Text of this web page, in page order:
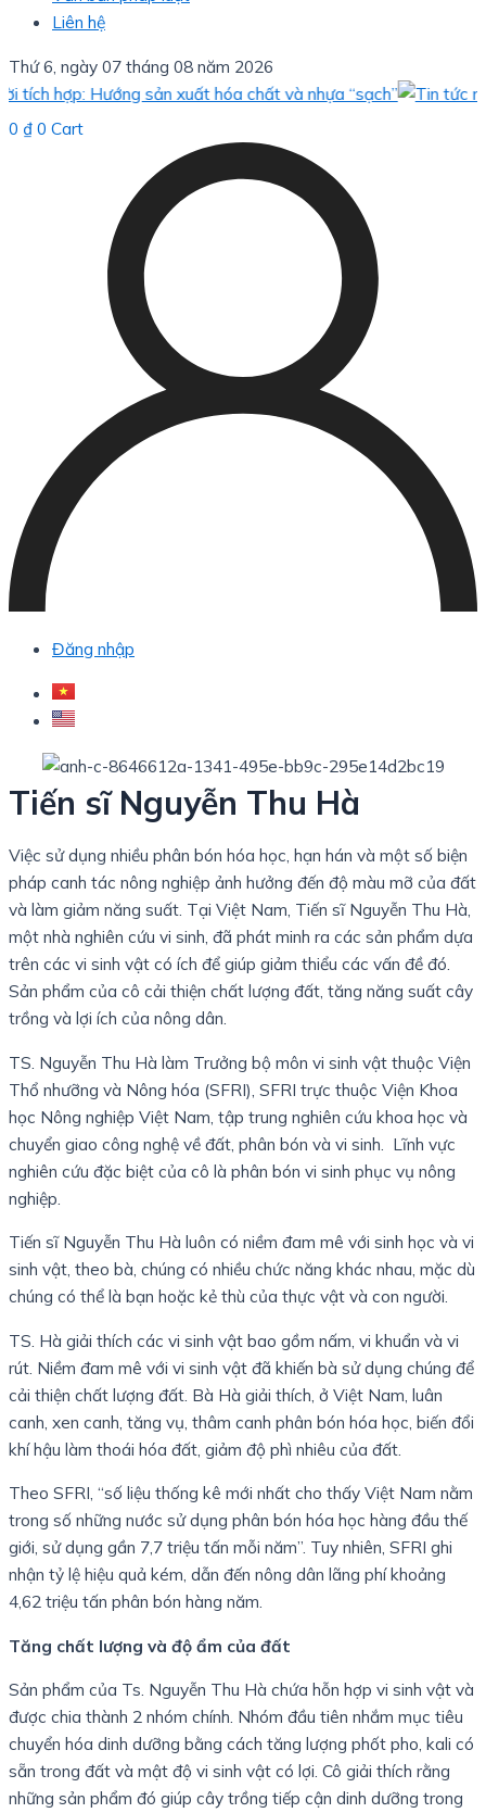
Liên hệ
Thứ 6, ngày 07 tháng 08 năm 2026
Hướng sản xuất hóa chất và nhựa “sạch”
0 ₫ 0 Cart
Đăng nhập
Tiến sĩ Nguyễn Thu Hà
Việc sử dụng nhiều phân bón hóa học, hạn hán và một số biện
pháp canh tác nông nghiệp ảnh hưởng đến độ màu mỡ của đất
và làm giảm năng suất. Tại Việt Nam, Tiến sĩ Nguyễn Thu Hà,
một nhà nghiên cứu vi sinh, đã phát minh ra các sản phẩm dựa
trên các vi sinh vật có ích để giúp giảm thiểu các vấn đề đó.
Sản phẩm của cô cải thiện chất lượng đất, tăng năng suất cây
trồng và lợi ích của nông dân.
TS. Nguyễn Thu Hà làm Trưởng bộ môn vi sinh vật thuộc Viện
Thổ nhưỡng và Nông hóa (SFRI), SFRI trực thuộc Viện Khoa
học Nông nghiệp Việt Nam, tập trung nghiên cứu khoa học và
chuyển giao công nghệ về đất, phân bón và vi sinh. Lĩnh vực
nghiên cứu đặc biệt của cô là phân bón vi sinh phục vụ nông
nghiệp.
Tiến sĩ Nguyễn Thu Hà luôn có niềm đam mê với sinh học và vi
sinh vật, theo bà, chúng có nhiều chức năng khác nhau, mặc dù
chúng có thể là bạn hoặc kẻ thù của thực vật và con người.
TS. Hà giải thích các vi sinh vật bao gồm nấm, vi khuẩn và vi
rút. Niềm đam mê với vi sinh vật đã khiến bà sử dụng chúng để
cải thiện chất lượng đất. Bà Hà giải thích, ở Việt Nam, luân
canh, xen canh, tăng vụ, thâm canh phân bón hóa học, biến đổi
khí hậu làm thoái hóa đất, giảm độ phì nhiêu của đất.
Theo SFRI, “số liệu thống kê mới nhất cho thấy Việt Nam nằm
trong số những nước sử dụng phân bón hóa học hàng đầu thế
giới, sử dụng gần 7,7 triệu tấn mỗi năm”. Tuy nhiên, SFRI ghi
nhận tỷ lệ hiệu quả kém, dẫn đến nông dân lãng phí khoảng
4,62 triệu tấn phân bón hàng năm.
Tăng chất lượng và độ ẩm của đất
Sản phẩm của Ts. Nguyễn Thu Hà chứa hỗn hợp vi sinh vật và
được chia thành 2 nhóm chính. Nhóm đầu tiên nhắm mục tiêu
chuyển hóa dinh dưỡng bằng cách tăng lượng phốt pho, kali có
sẵn trong đất và mật độ vi sinh vật có lợi. Cô giải thích rằng
những sản phẩm đó giúp cây trồng tiếp cận dinh dưỡng trong